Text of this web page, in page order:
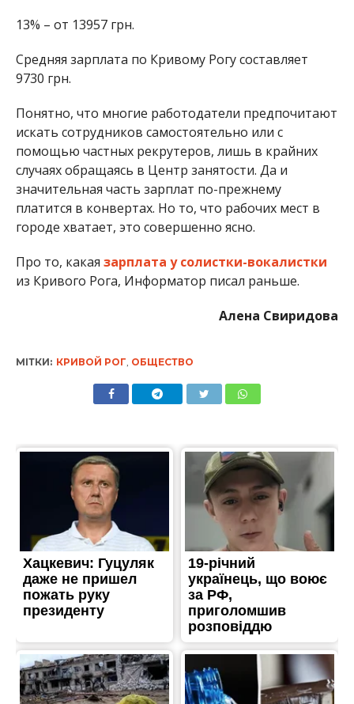
13% – от 13957 грн.
Средняя зарплата по Кривому Рогу составляет
9730 грн.
Понятно, что многие работодатели предпочитают
искать сотрудников самостоятельно или с
помощью частных рекрутеров, лишь в крайних
случаях обращаясь в Центр занятости. Да и
значительная часть зарплат по-прежнему
платится в конвертах. Но то, что рабочих мест в
городе хватает, это совершенно ясно.
Про то, какая зарплата у солистки-вокалистки
из Кривого Рога, Информатор писал раньше.
Алена Свиридова
МІТКИ: КРИВОЙ РОГ, ОБЩЕСТВО